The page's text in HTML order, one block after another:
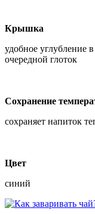
Крышка
удобное углубление
очередной глоток
Сохранение
сохраняет напиток
Цвет
синий